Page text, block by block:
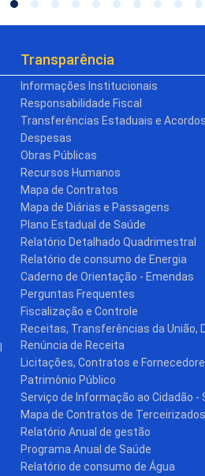
Transparência
Informações Institucionais
Responsabilidade Fiscal
Transferências Estaduais e Acordos
Despesas
Obras Públicas
Recursos Humanos
Mapa de Contratos
Mapa de Diárias e Passagens
Plano Estadual de Saúde
Relatório Detalhado Quadrimestral
Relatório de consumo de Energia
Caderno de Orientação - Emendas
Perguntas Frequentes
Fiscalização e Controle
Receitas, Transferências da União,
Renúncia de Receita
Licitações, Contratos e
Patrimônio Público
Serviço de Informação ao Cidadão -
Mapa de Contratos de Terceirizados
Relatório Anual de gestão
Programa Anual de Saúde
Relatório de consumo de Água